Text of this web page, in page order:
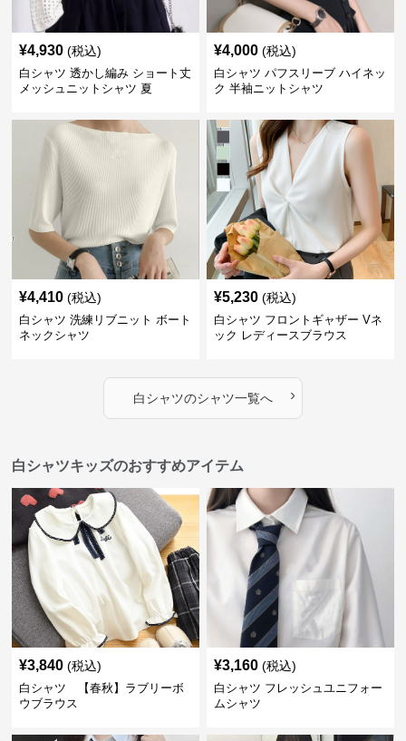
¥4,930 (税込)
白シャツ 透かし編み ショート丈
メッシュニットシャツ 夏
¥4,000 (税込)
白シャツ パフスリーブ ハイネッ
ク 半袖ニットシャツ
¥4,410 (税込)
白シャツ 洗練リブニット ボート
ネックシャツ
¥5,230 (税込)
白シャツ フロントギャザー Vネ
ック レディースブラウス
白シャツのシャツ一覧へ ›
白シャツキッズのおすすめアイテム
¥3,840 (税込)
白シャツ 【春秋】ラブリーボ
ウブラウス
¥3,160 (税込)
白シャツ フレッシュユニフォー
ムシャツ